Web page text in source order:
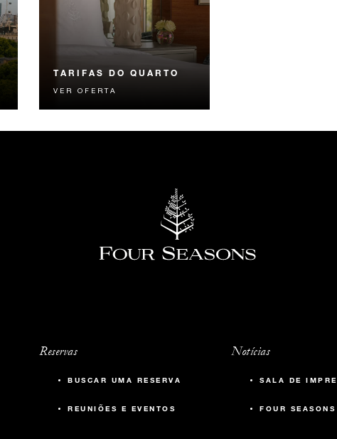
TARIFAS DO QUARTO
Melhor tarifa garantida. Reserve
a nossa opção mais flexível.
VER OFERTA
Reservas
BUSCAR UMA RESERVA
REUNIÕES E EVENTOS
Notícias
SALA DE
FOUR